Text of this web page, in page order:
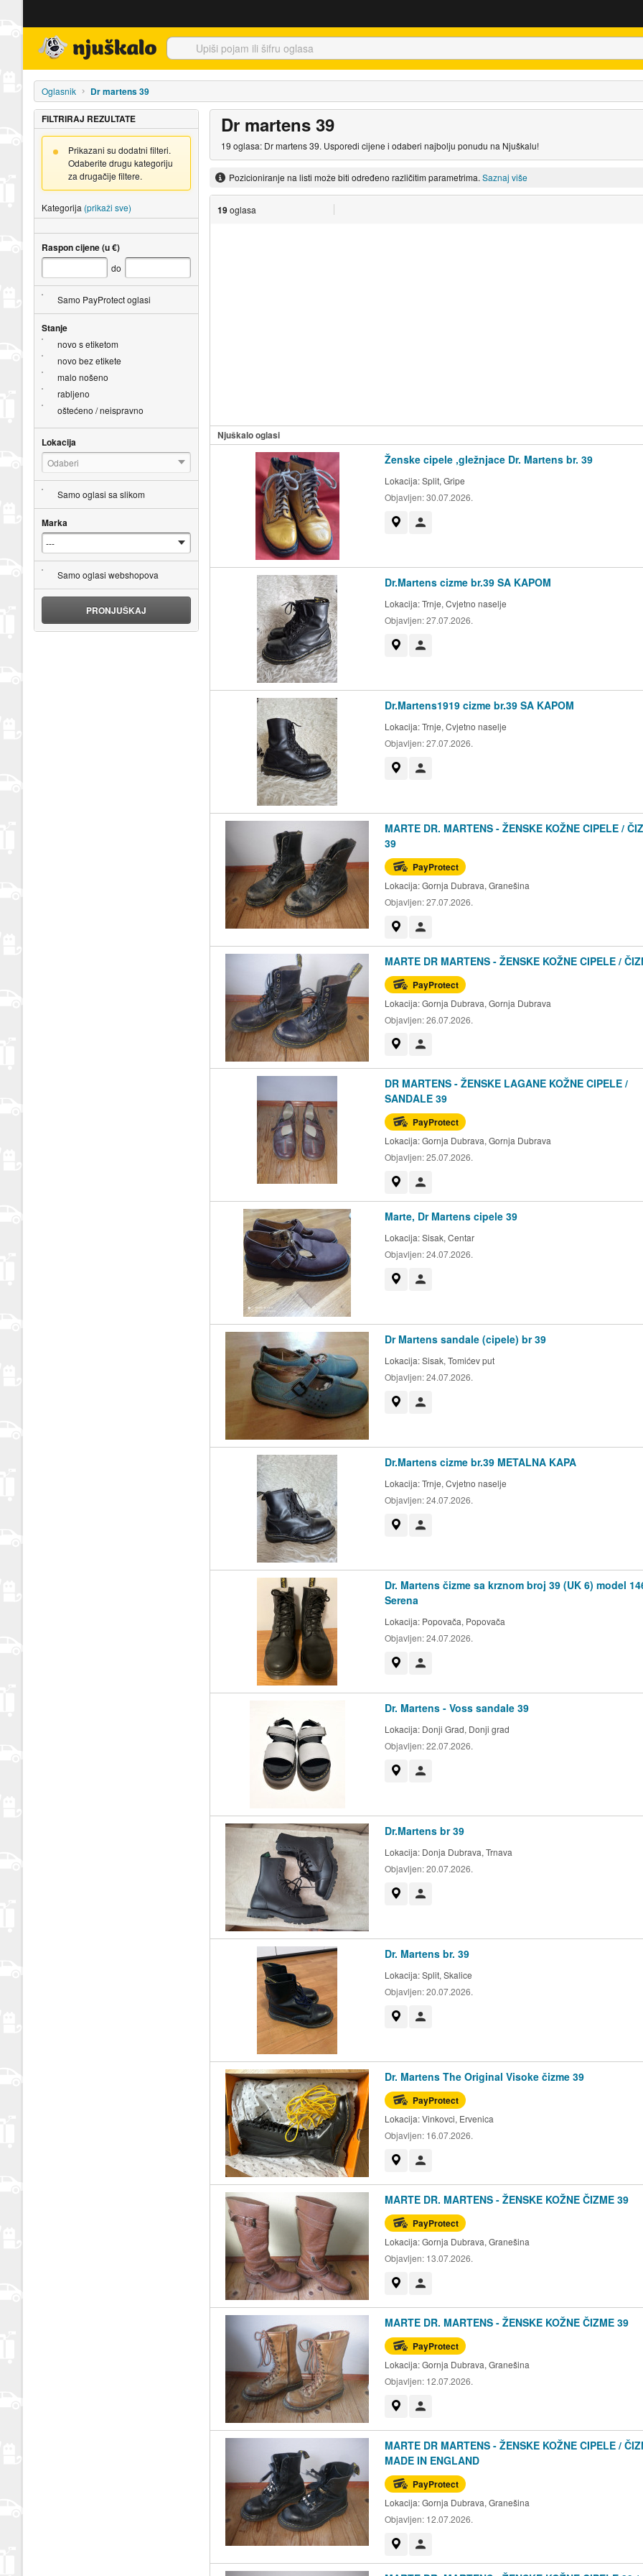
Oglasnik Dr martens 39
Dr martens 39
19 oglasa: Dr martens 39. Usporedi cijene i odaberi najbolju ponudu na Njuškalu!
Pozicioniranje na listi može biti određeno različitim parametrima. Saznaj više
19oglasa
Njuškalo oglasi
Ženske cipele ,gležnjace Dr. Martens br. 39
Lokacija:Split, Gripe
Objavljen:30.07.2026.
Dr.Martens cizme br.39 SA KAPOM
Lokacija:Trnje, Cvjetno naselje
Objavljen:27.07.2026.
Dr.Martens1919 cizme br.39 SA KAPOM
Lokacija:Trnje, Cvjetno naselje
Objavljen:27.07.2026.
MARTE DR. MARTENS - ŽENSKE KOŽNE CIPELE /
39
PayProtect
Lokacija:Gornja Dubrava, Granešina
Objavljen:27.07.2026.
MARTE DR MARTENS - ŽENSKE KOŽNE CIPELE /
PayProtect
Lokacija:Gornja Dubrava, Gornja Dubrava
Objavljen:26.07.2026.
DR MARTENS - ŽENSKE LAGANE KOŽNE CIPELE /
SANDALE 39
PayProtect
Lokacija:Gornja Dubrava, Gornja Dubrava
Objavljen:25.07.2026.
Marte, Dr Martens cipele 39
Lokacija:Sisak, Centar
Objavljen:24.07.2026.
Dr Martens sandale (cipele) br 39
Lokacija:Sisak, Tomićev put
Objavljen:24.07.2026.
Dr.Martens cizme br.39 METALNA KAPA
Lokacija:Trnje, Cvjetno naselje
Objavljen:24.07.2026.
Dr. Martens čizme sa krznom broj 39 (UK 6) model
Serena
Lokacija: Popovača, Popovača
Objavljen:24.07.2026.
Dr. Martens - Voss sandale 39
Lokacija: Donji Grad, Donji grad
Objavljen:22.07.2026.
Dr.Martens br 39
Lokacija: Donja Dubrava, Trnava
Objavljen:20.07.2026.
Dr. Martens br. 39
Lokacija:Split, Skalice
Objavljen:20.07.2026.
Dr. Martens The Original Visoke čizme 39
PayProtect
Lokacija:Vinkovci, Ervenica
Objavljen: 16.07.2026.
MARTE DR. MARTENS - ŽENSKE KOŽNE ČIZME 39
PayProtect
Lokacija:Gornja Dubrava, Granešina
Objavljen: 13.07.2026.
MARTE DR. MARTENS - ŽENSKE KOŽNE ČIZME 39
PayProtect
Lokacija:Gornja Dubrava, Granešina
Objavljen: 12.07.2026.
MARTE DR MARTENS - ŽENSKE KOŽNE CIPELE /
MADE IN ENGLAND
PayProtect
Lokacija:Gornja Dubrava, Granešina
Objavljen: 12.07.2026.
FILTRIRAJ REZULTATE
Prikazani su dodatni filteri.
Odaberite drugu kategoriju
za drugačije filtere.
Kategorija (prikaži sve)
Raspon cijene (u €)
do
Samo PayProtect oglasi
Stanje
novo s etiketom
novo bez etikete
malo nošeno
rabljeno
oštećeno / neispravno
Lokacija
Odaberi
Samo oglasi sa slikom
Marka
Samo oglasi webshopova
PRONJUŠKAJ